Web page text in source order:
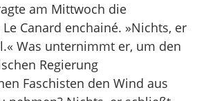
am Mittwoch die
Canard enchainé. »Nichts, er
Was unternimmt er, um den
Regierung
Faschisten den Wind aus